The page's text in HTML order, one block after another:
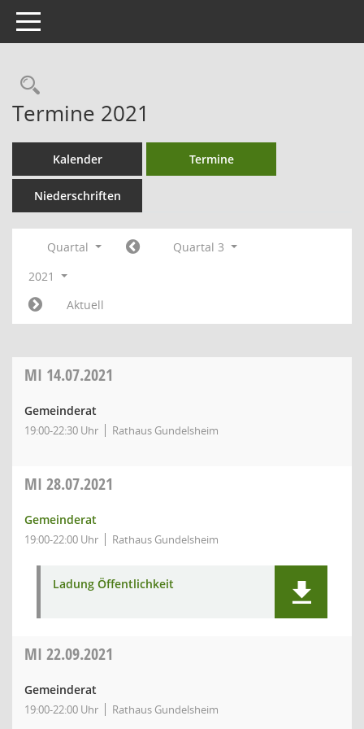
Toggle navigation
Termine 2021
Kalender Termine
Niederschriften
Quartal
Quartal 3
2021
Aktuell
MI 14.07.2021
Gemeinderat
19:00-22:30 Uhr Rathaus Gundelsheim
MI 28.07.2021
Gemeinderat
19:00-22:00 Uhr Rathaus Gundelsheim
Ladung Öffentlichkeit
MI 22.09.2021
Gemeinderat
19:00-22:00 Uhr Rathaus Gundelsheim